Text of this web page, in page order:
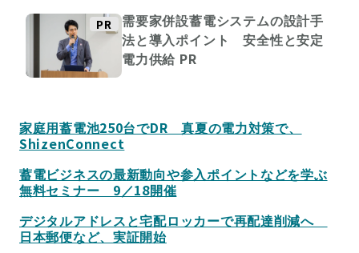
PR
需要家併設蓄電システムの設計手
法と導入ポイント 安全性と安定
電力供給 PR
家庭用蓄電池250台でDR 真夏の電力対策で、
ShizenConnect
蓄電ビジネスの最新動向や参入ポイントなどを学ぶ
無料セミナー 9／18開催
デジタルアドレスと宅配ロッカーで再配達削減へ
日本郵便など、実証開始